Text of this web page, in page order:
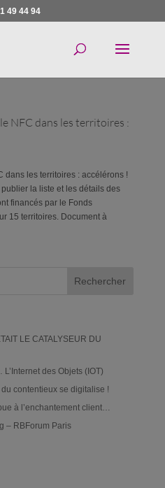
49 44 94
NFC dans les territoires :
dans les territoires : accélérons !
la liste et les détails des
financés par le Fonds
15 territoires. Document à
LE CATALYSEUR DU
des Objets (IOT)
contentieux se digitalise !
à l’enchantement client…
– RBForum Paris